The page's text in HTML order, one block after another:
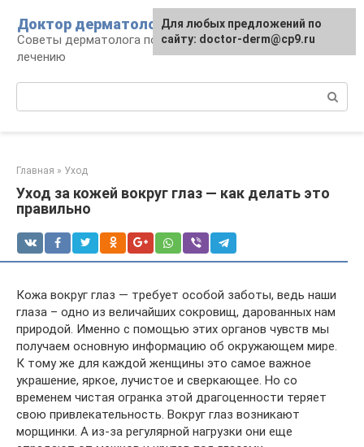
контенту
Доктор дерматолог
Советы дерматолога по уходу за кожей и
лечению
Главная » Уход
Уход за кожей вокруг глаз — как делать это
правильно
Кожа вокруг глаз — требует особой заботы, ведь наши
глаза – одно из величайших сокровищ, дарованных нам
природой. Именно с помощью этих органов чувств мы
получаем основную информацию об окружающем мире.
К тому же для каждой женщины это самое важное
украшение, яркое, лучистое и сверкающее. Но со
временем чистая огранка этой драгоценности теряет
свою привлекательность. Вокруг глаз возникают
морщинки. А из-за регулярной нагрузки они еще
Для любых предложений по
сайту: doctor-derm@cp9.ru